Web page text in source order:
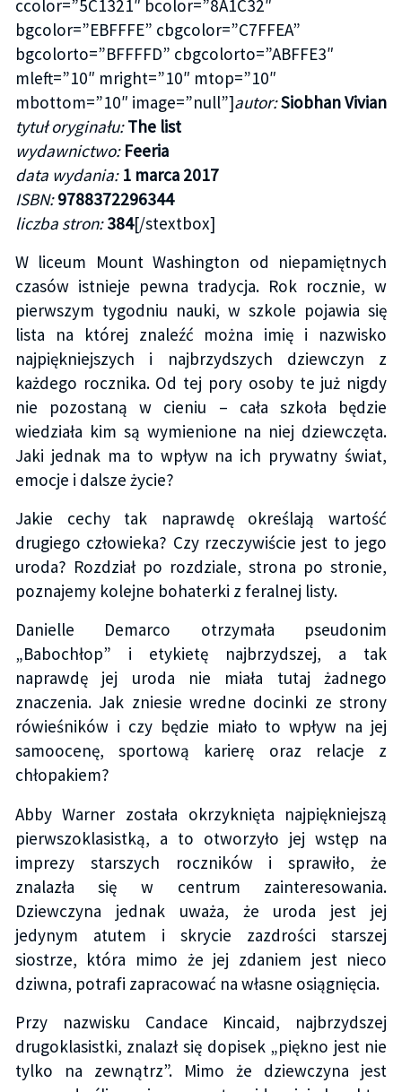
ccolor=”5C1321″ bcolor=”8A1C32″
bgcolor=”EBFFFE” cbgcolor=”C7FFEA”
bgcolorto=”BFFFFD” cbgcolorto=”ABFFE3″
mleft=”10″ mright=”10″ mtop=”10″
mbottom=”10″ image=”null”]autor:Siobhan Vivian
tytuł oryginału: The list
wydawnictwo: Feeria
data wydania: 1 marca 2017
ISBN: 9788372296344
liczba stron: 384[/stextbox]
W liceum Mount Washington od niepamiętnych
czasów istnieje pewna tradycja. Rok rocznie, w
pierwszym tygodniu nauki, w szkole pojawia się
lista na której znaleźć można imię i nazwisko
najpiękniejszych i najbrzydszych dziewczyn z
każdego rocznika. Od tej pory osoby te już nigdy
nie pozostaną w cieniu – cała szkoła będzie
wiedziała kim są wymienione na niej dziewczęta.
Jaki jednak ma to wpływ na ich prywatny świat,
emocje i dalsze życie?
Jakie cechy tak naprawdę określają wartość
drugiego człowieka? Czy rzeczywiście jest to jego
uroda? Rozdział po rozdziale, strona po stronie,
poznajemy kolejne bohaterki z feralnej listy.
Danielle Demarco otrzymała pseudonim
„Babochłop” i etykietę najbrzydszej, a tak
naprawdę jej uroda nie miała tutaj żadnego
znaczenia. Jak zniesie wredne docinki ze strony
rówieśników i czy będzie miało to wpływ na jej
samoocenę, sportową karierę oraz relacje z
chłopakiem?
Abby Warner została okrzyknięta najpiękniejszą
pierwszoklasistką, a to otworzyło jej wstęp na
imprezy starszych roczników i sprawiło, że
znalazła się w centrum zainteresowania.
Dziewczyna jednak uważa, że uroda jest jej
jedynym atutem i skrycie zazdrości starszej
siostrze, która mimo że jej zdaniem jest nieco
dziwna, potrafi zapracować na własne osiągnięcia.
Przy nazwisku Candace Kincaid, najbrzydszej
drugoklasistki, znalazł się dopisek „piękno jest nie
tylko na zewnątrz”. Mimo że dziewczyna jest